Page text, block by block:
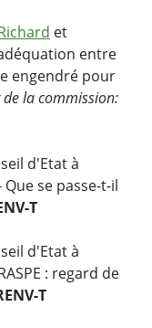
et
entre
engendré pour
la commission:
d'Etat à
se passe-t-il
T
d'Etat à
: regard de
T